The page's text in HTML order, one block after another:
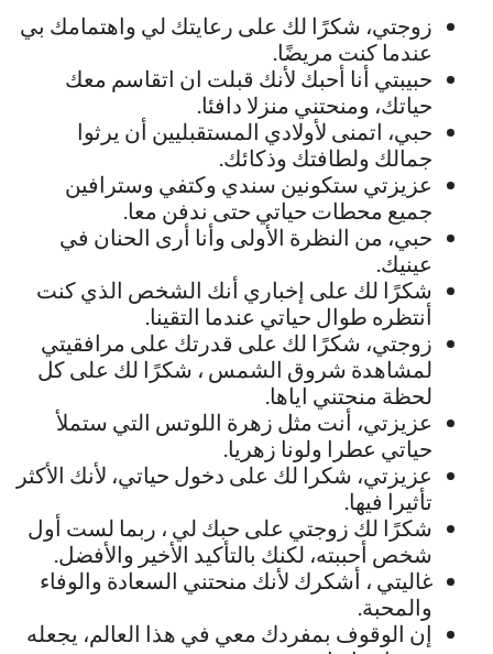
زوجتي، شكرًا لك على رعايتك لي واهتمامك بي
عندما كنت مريضًا.
حبيبتي أنا أحبك لأنك قبلت ان اتقاسم معك
حياتك، ومنحتني منزلا دافئا.
حبي، اتمنى لأولادي المستقبليين أن يرثوا
جمالك ولطافتك وذكائك.
عزيزتي ستكونين سندي وكتفي وسترافين
جميع محطات حياتي حتى ندفن معا.
حبي، من النظرة الأولى وأنا أرى الحنان في
عينيك.
شكرًا لك على إخباري أنك الشخص الذي كنت
أنتظره طوال حياتي عندما التقينا.
زوجتي، شكرًا لك على قدرتك على مرافقيتي
لمشاهدة شروق الشمس ، شكرًا لك على كل
لحظة منحتني اياها.
عزيزتي، أنت مثل زهرة اللوتس التي ستملأ
حياتي عطرا ولونا زهريا.
عزيزتي، شكرا لك على دخول حياتي، لأنك الأكثر
تأثيرا فيها.
شكرًا لك زوجتي على حبك لي ، ربما لست أول
شخص أحببته، لكنك بالتأكيد الأخير والأفضل.
غاليتي ، أشكرك لأنك منحتني السعادة والوفاء
والمحبة.
إن الوقوف بمفردك معي في هذا العالم، يجعله